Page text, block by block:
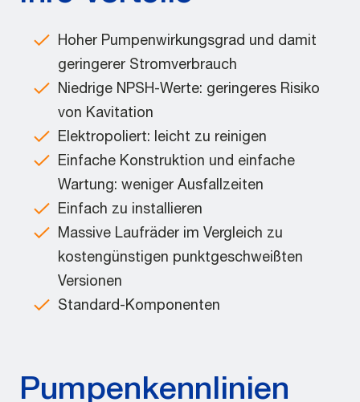
Hoher Pumpenwirkungsgrad und damit
geringerer Stromverbrauch
Niedrige NPSH-Werte: geringeres Risiko
von Kavitation
Elektropoliert: leicht zu reinigen
Einfache Konstruktion und einfache
Wartung: weniger Ausfallzeiten
Einfach zu installieren
Massive Laufräder im Vergleich zu
kostengünstigen punktgeschweißten
Versionen
Standard-Komponenten
Pumpenkennlinien